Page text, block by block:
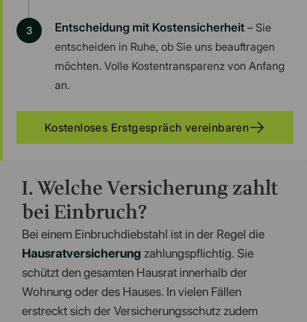
Entscheidung mit Kostensicherheit – Sie
entscheiden in Ruhe, ob Sie uns beauftragen
möchten. Volle Kostentransparenz von Anfang
an.
Kostenloses Erstgespräch vereinbaren
I. Welche Versicherung zahlt
bei Einbruch?
Bei einem Einbruchdiebstahl ist in der Regel die
Hausratversicherung zahlungspflichtig. Sie
schützt den gesamten Hausrat innerhalb der
Wohnung oder des Hauses. In vielen Fällen
erstreckt sich der Versicherungsschutz zudem